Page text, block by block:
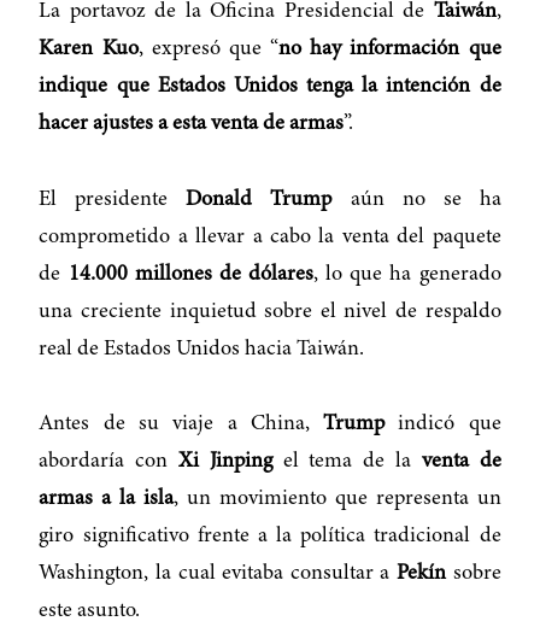
La portavoz de la Oficina Presidencial de Taiwán,
Karen Kuo, expresó que “no hay información que
indique que Estados Unidos tenga la intención de
hacer ajustes a esta venta de armas”.
El presidenteDonald Trumpaún no se ha
comprometido a llevar a cabo la venta del paquete
de 14.000 millones de dólares, lo que ha generado
una creciente inquietud sobre el nivel de respaldo
real de Estados Unidos hacia Taiwán.
Antes de su viaje a China,Trumpindicó que
abordaría conXi Jinpingel tema de la venta de
armas a la isla, un movimiento que representa un
giro significativo frente a la política tradicional de
Washington, la cual evitaba consultar a Pekínsobre
este asunto.